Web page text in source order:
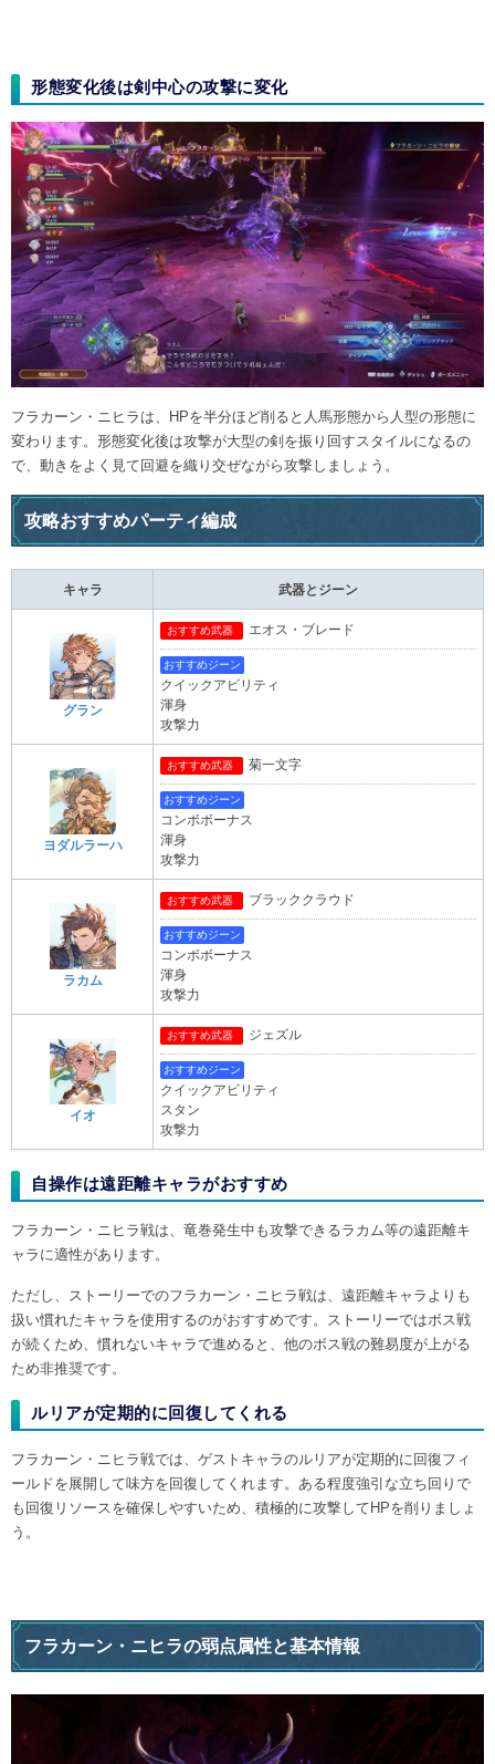
形態変化後は剣中心の攻撃に変化
フラカーン・ニヒラは、HPを半分ほど削ると人馬形態から人型の形態に
変わります。形態変化後は攻撃が大型の剣を振り回すスタイルになるの
で、動きをよく見て回避を織り交ぜながら攻撃しましょう。
攻略おすすめパーティ編成
キャラ 武器とジーン
グラン
おすすめ武器 エオス・ブレード
おすすめジーン
クイックアビリティ
渾身
攻撃力
ヨダルラーハ
おすすめ武器 菊一文字
おすすめジーン
コンボボーナス
渾身
攻撃力
ラカム
おすすめ武器 ブラッククラウド
おすすめジーン
コンボボーナス
渾身
攻撃力
イオ
おすすめ武器 ジェズル
おすすめジーン
クイックアビリティ
スタン
攻撃力
自操作は遠距離キャラがおすすめ
フラカーン・ニヒラ戦は、竜巻発生中も攻撃できるラカム等の遠距離キ
ャラに適性があります。
ただし、ストーリーでのフラカーン・ニヒラ戦は、遠距離キャラよりも
扱い慣れたキャラを使用するのがおすすめです。ストーリーではボス戦
が続くため、慣れないキャラで進めると、他のボス戦の難易度が上がる
ため非推奨です。
ルリアが定期的に回復してくれる
フラカーン・ニヒラ戦では、ゲストキャラのルリアが定期的に回復フィ
ールドを展開して味方を回復してくれます。ある程度強引な立ち回りで
も回復リソースを確保しやすいため、積極的に攻撃してHPを削りましょ
う。
フラカーン・ニヒラの弱点属性と基本情報